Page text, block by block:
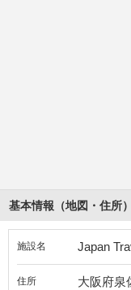
基本情報（地図・住所）
施設名 Japan
住所
大阪府泉